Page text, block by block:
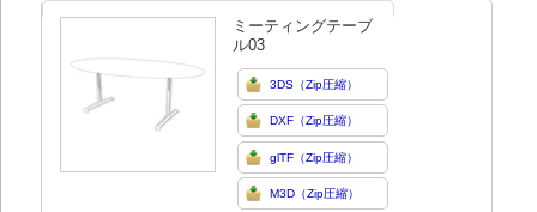
ミーティングテーブ
ル03
3DS（Zip圧縮）
DXF（Zip圧縮）
glTF（Zip圧縮）
M3D（Zip圧縮）